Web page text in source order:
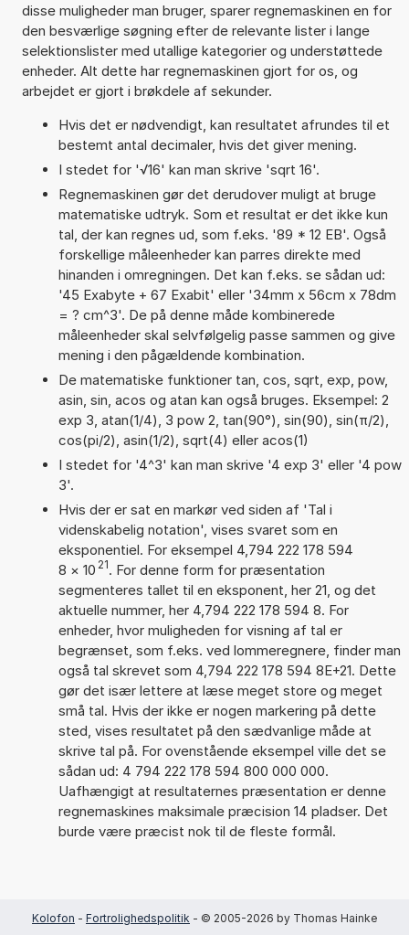
disse muligheder man bruger, sparer regnemaskinen en for
den besværlige søgning efter de relevante lister i lange
selektionslister med utallige kategorier og understøttede
enheder. Alt dette har regnemaskinen gjort for os, og
arbejdet er gjort i brøkdele af sekunder.
Hvis det er nødvendigt, kan resultatet afrundes til et
bestemt antal decimaler, hvis det giver mening.
I stedet for '√16' kan man skrive 'sqrt 16'.
Regnemaskinen gør det derudover muligt at bruge
matematiske udtryk. Som et resultat er det ikke kun
tal, der kan regnes ud, som f.eks. '89 * 12 EB'. Også
forskellige måleenheder kan parres direkte med
hinanden i omregningen. Det kan f.eks. se sådan ud:
'45 Exabyte + 67 Exabit' eller '34mm x 56cm x 78dm
= ? cm^3'. De på denne måde kombinerede
måleenheder skal selvfølgelig passe sammen og give
mening i den pågældende kombination.
De matematiske funktioner tan, cos, sqrt, exp, pow,
asin, sin, acos og atan kan også bruges. Eksempel: 2
exp 3, atan(1/4), 3 pow 2, tan(90°), sin(90), sin(π/2),
cos(pi/2), asin(1/2), sqrt(4) eller acos(1)
I stedet for '4^3' kan man skrive '4 exp 3' eller '4 pow
3'.
Hvis der er sat en markør ved siden af 'Tal i
videnskabelig notation', vises svaret som en
eksponentiel. For eksempel 4,794 222 178 594
8 × 10 21. For denne form for præsentation
segmenteres tallet til en eksponent, her 21, og det
aktuelle nummer, her 4,794 222 178 594 8. For
enheder, hvor muligheden for visning af tal er
begrænset, som f.eks. ved lommeregnere, finder man
også tal skrevet som 4,794 222 178 594 8E+21. Dette
gør det især lettere at læse meget store og meget
små tal. Hvis der ikke er nogen markering på dette
sted, vises resultatet på den sædvanlige måde at
skrive tal på. For ovenstående eksempel ville det se
sådan ud: 4 794 222 178 594 800 000 000.
Uafhængigt at resultaternes præsentation er denne
regnemaskines maksimale præcision 14 pladser. Det
burde være præcist nok til de fleste formål.
Kolofon - Fortrolighedspolitik - © 2005-2026 by Thomas Hainke